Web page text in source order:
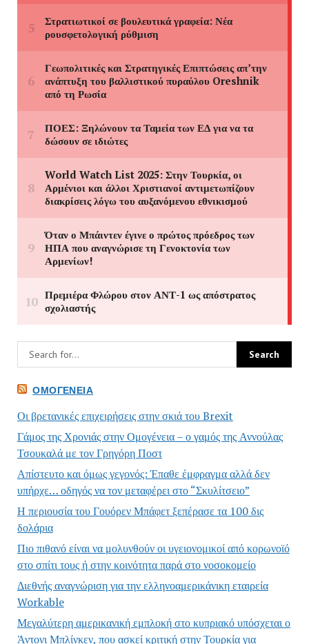
ΟΜΟΓΈΝΕΙΑ
Οι βρετανικές επιχειρήσεις στην σκιά του Brexit
Γάμος της Χρονιάς στην Ομογένεια – ο γαμός της Αννούλας
Τσουκαλά με τον Γρηγόρη Ποστ
Απίστευτο και όμως γεγονός: Έπαθε έμφραγμα αλλά δεν
υπήρχε… οδηγός να τον μεταφέρει στο “Σκυλίτσειο”
Η περιουσία του Γουόρεν Μπάφετ ξεπέρασε τα 100 δις
δολάρια
Πιο πιθανό είναι να μολυνθούν οι υγειονομικοί από κορωνοϊό
στο σπίτι τους ή στην κοινότητα παρά στο νοσοκομείο
Διεθνής αναγνώριση για την ελληνοαμερικάνικη εταιρεία
Workable
Μεγαλύτερη αμερικανική εμπλοκή στο κυπριακό υπόσχεται ο
Άντονι Μπλίνκεν, που ασκεί κριτική στην Τουρκία για